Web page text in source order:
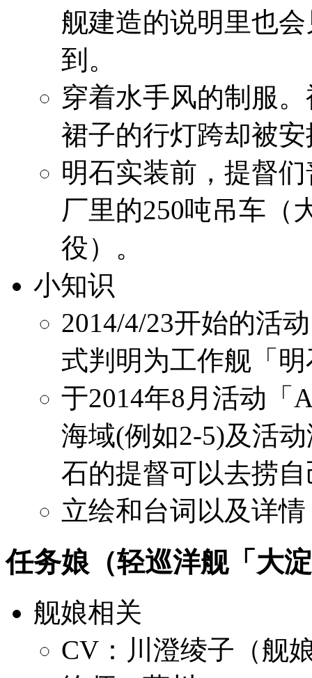
舰建造的说明里也
到。
穿着水手风的制服
裙子的行灯跨却被
明石实装前，提督
厂里的250吨吊车（
役）。
小知识
2014/4/23开始的活
式判明为工作舰「
于2014年8月活动「
海域(例如2-5)及活
石的提督可以去捞
立绘和台词以及详
任务娘（轻巡洋舰「大
舰娘相关
CV：川澄绫子（舰